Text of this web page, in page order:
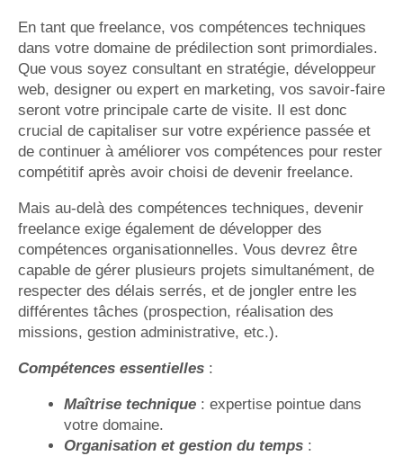
En tant que freelance, vos compétences techniques
dans votre domaine de prédilection sont primordiales.
Que vous soyez consultant en stratégie, développeur
web, designer ou expert en marketing, vos savoir-faire
seront votre principale carte de visite. Il est donc
crucial de capitaliser sur votre expérience passée et
de continuer à améliorer vos compétences pour rester
compétitif après avoir choisi de devenir freelance.
Mais au-delà des compétences techniques, devenir
freelance exige également de développer des
compétences organisationnelles. Vous devrez être
capable de gérer plusieurs projets simultanément, de
respecter des délais serrés, et de jongler entre les
différentes tâches (prospection, réalisation des
missions, gestion administrative, etc.).
Compétences essentielles :
Maîtrise technique : expertise pointue dans
votre domaine.
Organisation et gestion du temps :